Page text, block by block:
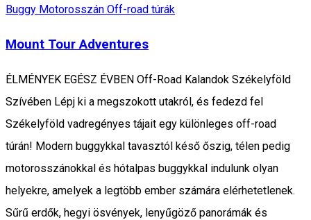
Buggy Motorosszán Off-road túrák
Mount Tour Adventures
ÉLMÉNYEK EGÉSZ ÉVBEN Off-Road Kalandok Székelyföld
Szívében Lépj ki a megszokott utakról, és fedezd fel
Székelyföld vadregényes tájait egy különleges off-road
túrán! Modern buggykkal tavasztól késő őszig, télen pedig
motorosszánokkal és hótalpas buggykkal indulunk olyan
helyekre, amelyek a legtöbb ember számára elérhetetlenek.
Sűrű erdők, hegyi ösvények, lenyűgöző panorámák és